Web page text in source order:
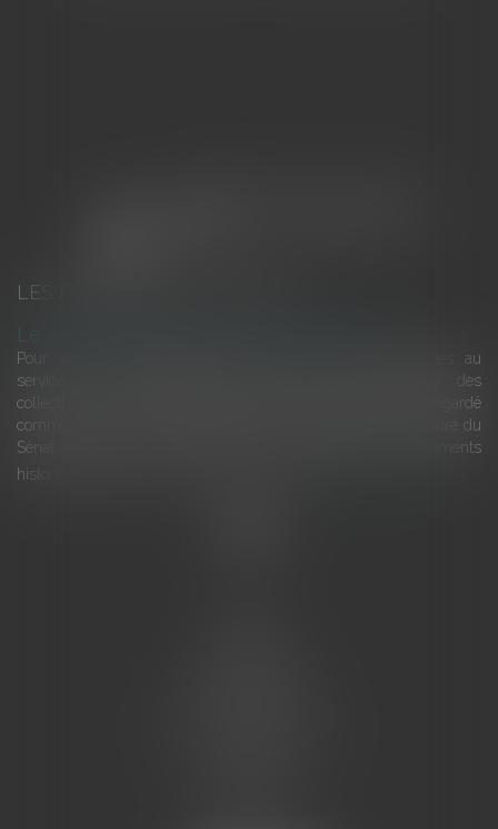
LES DERNIÈRES ACTUALITÉS
Le joug léger des monuments historiques
Pour une gestion patrimoniale des monuments historiques au
service du développement économique et touristique des
collectivités Le monument historique a longtemps été regardé
comme une charge. Le rapport que la commission de la culture du
Sénat a consacré, en juillet 2026, à la gestion des monuments
historiques invite à y voir aussi une ressour...